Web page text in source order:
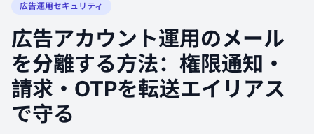
広告運用セキュリティ
広告アカウント運用のメール
を分離する方法：権限通知・
請求・OTPを転送エイリアス
で守る